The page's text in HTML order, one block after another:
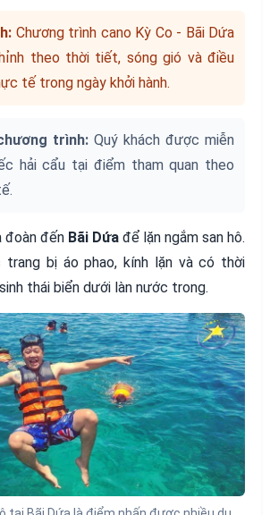
Chương trình cano Kỳ Co - Bãi Dứa
theo thời tiết, sóng gió và điều
tế trong ngày khởi hành.
trình: Quý khách được miễn
hải cẩu tại điểm tham quan theo
đoàn đến Bãi Dứa để lặn ngắm san hô.
trang bị áo phao, kính lặn và có thời
thái biển dưới làn nước trong.